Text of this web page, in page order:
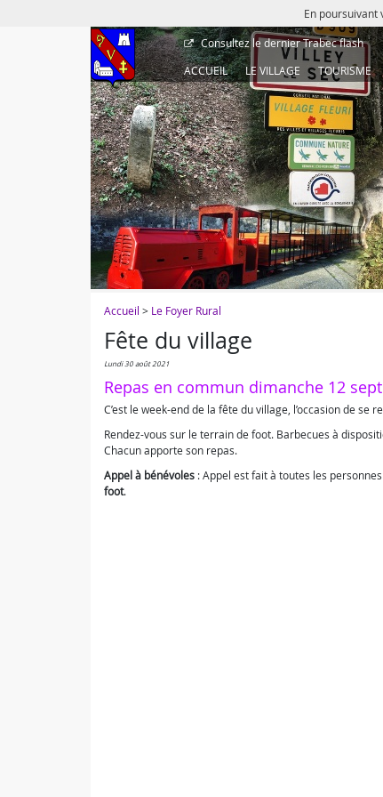
En poursuivant
Consultez le dernierTrabec flash
ACCUEIL
LE VILLAGE TOURISME
Accueil > Le Foyer Rural
Fête du village
lundi 30 août 2021
Repas en commun dimanche 12
C’est le week-end de la fête du village, l’occasion de
Rendez-vous sur le terrain de foot. Barbecues à
Chacun apporte son repas.
Appel à bénévoles : Appel est fait à toutes les
foot.